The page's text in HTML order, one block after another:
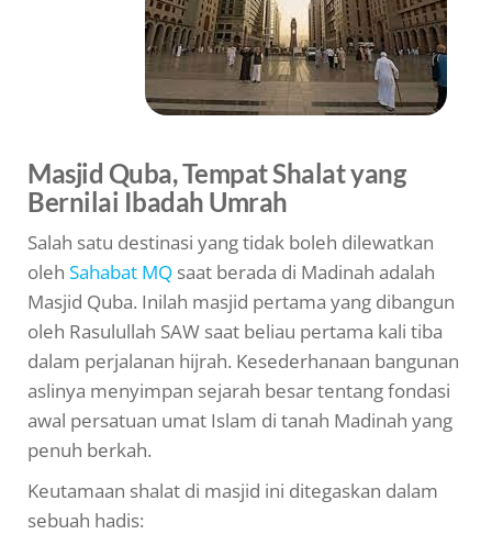
Masjid Quba, Tempat Shalat yang
Bernilai Ibadah Umrah
Salah satu destinasi yang tidak boleh dilewatkan
oleh Sahabat MQ saat berada di Madinah adalah
Masjid Quba. Inilah masjid pertama yang dibangun
oleh Rasulullah SAW saat beliau pertama kali tiba
dalam perjalanan hijrah. Kesederhanaan bangunan
aslinya menyimpan sejarah besar tentang fondasi
awal persatuan umat Islam di tanah Madinah yang
penuh berkah.
Keutamaan shalat di masjid ini ditegaskan dalam
sebuah hadis: